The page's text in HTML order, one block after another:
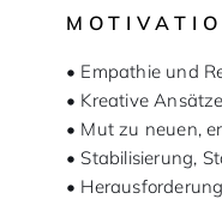
• Empathie und
• Kreative
• Mut zu neuen,
• Stabilisierung,
•